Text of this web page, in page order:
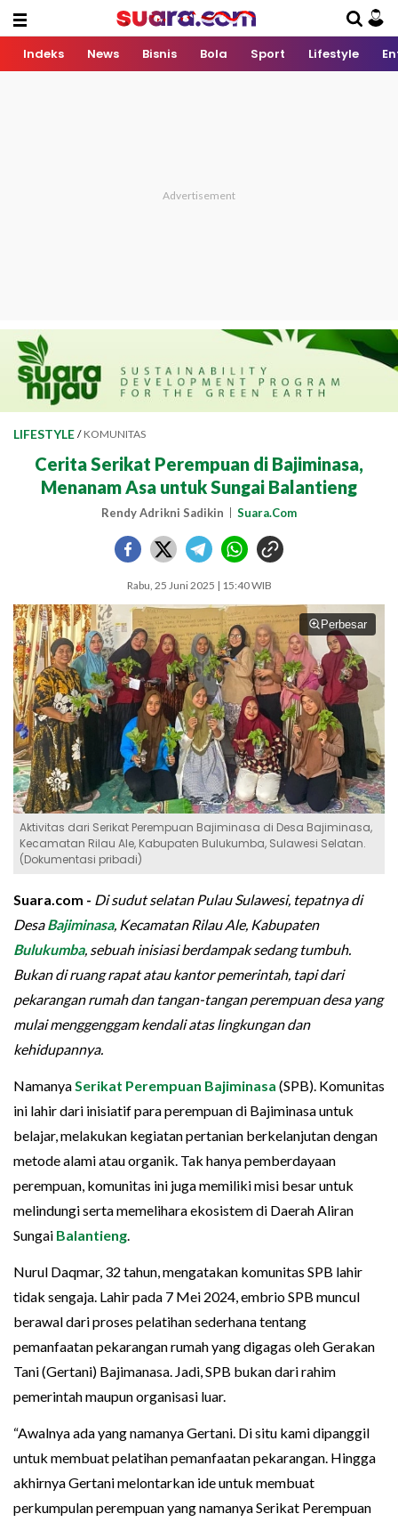
Indeks News Bisnis Bola Sport Lifestyle
LIFESTYLE / KOMUNITAS
Cerita Serikat Perempuan di Bajiminasa,
Menanam Asa untuk Sungai Balantieng
Rendy Adrikni Sadikin Suara.Com
Rabu, 25 Juni 2025 | 15:40 WIB
Perbesar
Aktivitas dari Serikat Perempuan Bajiminasa di Desa Bajiminasa,
Kecamatan Rilau Ale, Kabupaten Bulukumba, Sulawesi Selatan.
(Dokumentasi pribadi)
Suara.com - Di sudut selatan Pulau Sulawesi, tepatnya di
DesaBajiminasa, Kecamatan Rilau Ale, Kabupaten
Bulukumba, sebuah inisiasi berdampak sedang tumbuh.
Bukan di ruang rapat atau kantor pemerintah, tapi dari
pekarangan rumah dan tangan-tangan perempuan desa yang
mulai menggenggam kendali atas lingkungan dan
kehidupannya.
Namanya Serikat Perempuan Bajiminasa (SPB). Komunitas
ini lahir dari inisiatif para perempuan di Bajiminasa untuk
belajar, melakukan kegiatan pertanian berkelanjutan dengan
metode alami atau organik. Tak hanya pemberdayaan
perempuan, komunitas ini juga memiliki misi besar untuk
melindungi serta memelihara ekosistem di Daerah Aliran
Sungai Balantieng
Nurul Daqmar, 32 tahun, mengatakan komunitas SPB lahir
tidak sengaja. Lahir pada 7 Mei 2024, embrio SPB muncul
berawal dari proses pelatihan sederhana tentang
pemanfaatan pekarangan rumah yang digagas oleh Gerakan
Tani (Gertani) Bajimanasa. Jadi, SPB bukan dari rahim
pemerintah maupun organisasi luar.
“Awalnya ada yang namanya Gertani. Di situ kami dipanggil
untuk membuat pelatihan pemanfaatan pekarangan. Hingga
akhirnya Gertani melontarkan ide untuk membuat
perkumpulan perempuan yang namanya Serikat Perempuan